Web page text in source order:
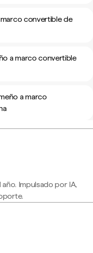
convertible de
a marco convertible
a marco
Impulsado por IA,